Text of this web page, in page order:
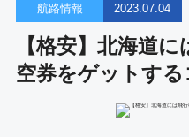
航路情報 2023.07.04
【格安】北海道
空券をゲットする